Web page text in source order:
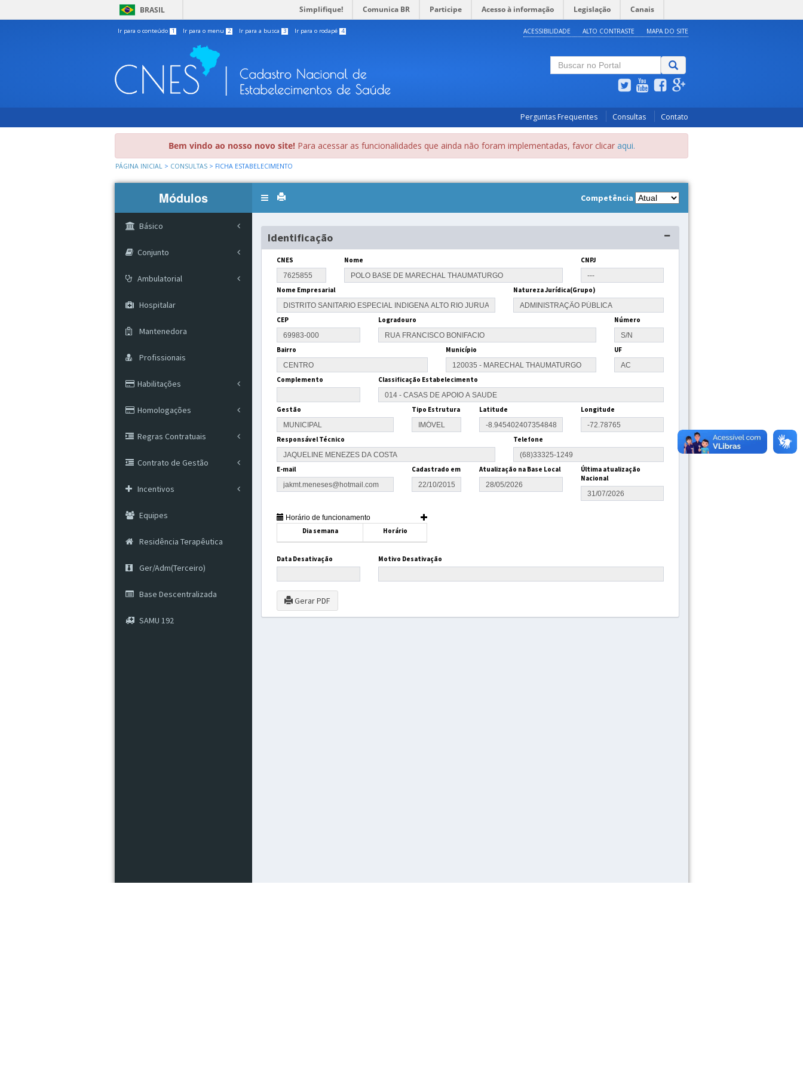
BRASIL Simplifique! Comunica BR Participe Acesso à informação Legislação Canais
Ir para o conteúdo 1 Ir para o menu 2 Ir para a busca 3 Ir para o rodapé 4 ACESSIBILIDADE ALTO CONTRASTE MAPA DO SITE
Perguntas Frequentes Consultas Contato
Bem vindo ao nosso novo site!Para acessar as funcionalidades que ainda não foram implementadas, favor clicar aqui.
PÁGINA INICIAL > CONSULTAS > FICHA ESTABELECIMENTO
Módulos
Toggle
Competência
Básico
Conjunto
Ambulatorial
Hospitalar
Mantenedora
Profissionais
Habilitações
Homologações
Regras Contratuais
Contrato de Gestão
Incentivos
Equipes
Residência Terapêutica
Ger/Adm(Terceiro)
Base Descentralizada
SAMU 192
Identificação
CNES Nome CNPJ
Nome Empresarial Natureza Jurídica(Grupo)
CEP Logradouro Número
Bairro Município UF
Complemento Classificação Estabelecimento
Gestão Tipo Estrutura Latitude Longitude
Responsável Técnico Telefone
E-mail Cadastrado em Atualização na Base Local
Última atualização
Nacional
Horário de funcionamento
Dia semana
Horário
Data Desativação Motivo Desativação
Gerar PDF